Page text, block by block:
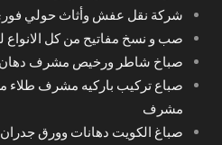
شركة نقل عفش وأثاث حولي
صب و نسخ مفاتيح من كل الانواع
صباخ شاطر ورخيص مشرف
صباع تركيب باركيه مشرف طلاء
مشرف
صباغ الكويت دهانات وورق